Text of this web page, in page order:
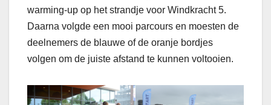
warming-up op het strandje voor Windkracht 5.
Daarna volgde een mooi parcours en moesten de
deelnemers de blauwe of de oranje bordjes
volgen om de juiste afstand te kunnen voltooien.